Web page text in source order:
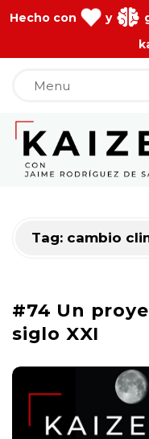
Hecho con y
Menu
J
a
m
R
o
Tag: cambio
#74 Un
siglo XXI